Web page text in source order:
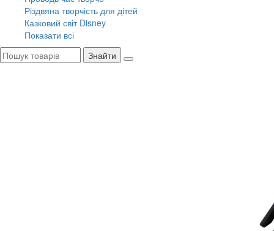
Різдвяна творчість для дітей
Казковий світ Disney
Показати всі
Знайти